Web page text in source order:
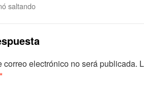
saltando
correo electrónico no será publicada.
*